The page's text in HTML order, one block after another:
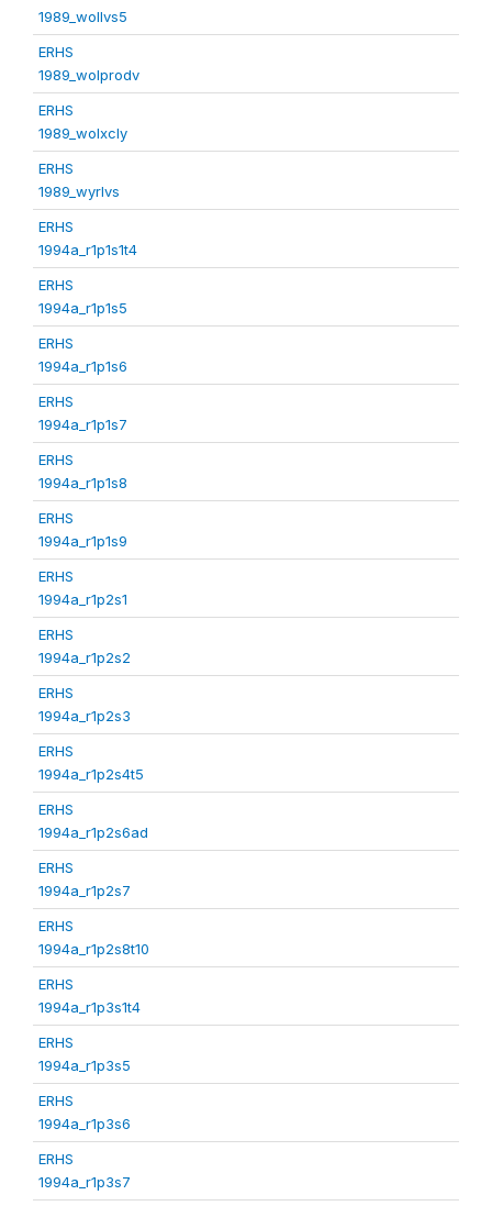
1989_wollvs5
ERHS
1989_wolprodv
ERHS
1989_wolxcly
ERHS
1989_wyrlvs
ERHS
1994a_r1p1s1t4
ERHS
1994a_r1p1s5
ERHS
1994a_r1p1s6
ERHS
1994a_r1p1s7
ERHS
1994a_r1p1s8
ERHS
1994a_r1p1s9
ERHS
1994a_r1p2s1
ERHS
1994a_r1p2s2
ERHS
1994a_r1p2s3
ERHS
1994a_r1p2s4t5
ERHS
1994a_r1p2s6ad
ERHS
1994a_r1p2s7
ERHS
1994a_r1p2s8t10
ERHS
1994a_r1p3s1t4
ERHS
1994a_r1p3s5
ERHS
1994a_r1p3s6
ERHS
1994a_r1p3s7